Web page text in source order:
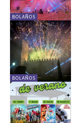
BOLAÑOS
BOLAÑOS